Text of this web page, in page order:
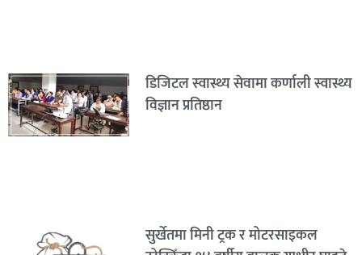
डिजिटल स्वास्थ्य सेवामा कर्णाली स्वास्थ्य
विज्ञान प्रतिष्ठान
सुर्खेतमा मिनी ट्रक र मोटरसाइकल